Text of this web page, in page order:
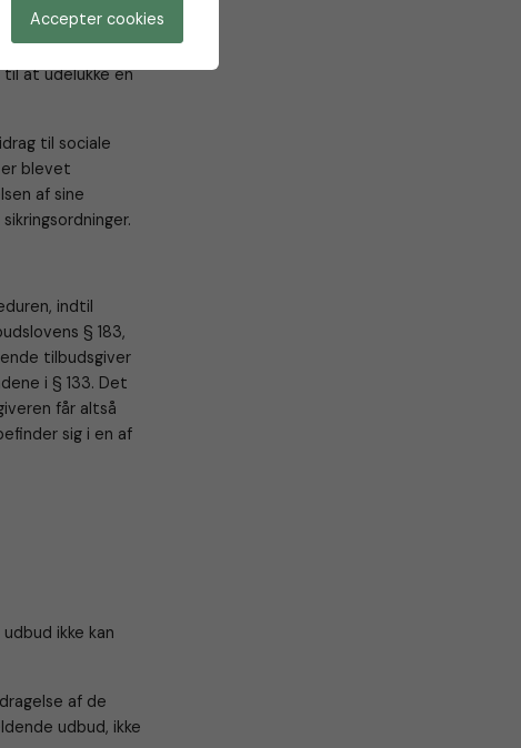
ansøgeren stiller
at udelukke en
til sociale
er blevet
af sine
indtil
§ 183,
tilbudsgiver
i § 133. Det
får altså
sig i en af
ikke kan
af de
udbud, ikke
Accepter cookies